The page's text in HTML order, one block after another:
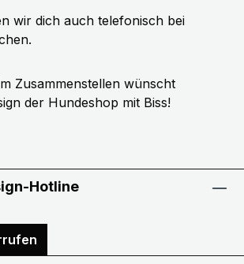
wir dich auch telefonisch bei
Zusammenstellen wünscht
der Hundeshop mit Biss!
Hotline